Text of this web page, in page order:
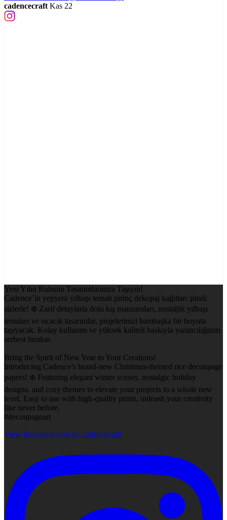
cadencecraft Kas 22
Yeni Yılın Ruhunu Tasarımlarınıza Taşıyın!
Cadence’in yepyeni yılbaşı temalı pirinç dekopaj kağıtları şimdi
sizlerle! ❄️ Zarif detaylarla dolu kış manzaraları, nostaljik yılbaşı
temaları ve sıcacık tasarımlar, projelerinizi bambaşka bir boyuta
taşıyacak. Kolay kullanım ve yüksek kaliteli baskıyla yaratıcılığınızı
serbest bırakın.
Bring the Spirit of New Year to Your Creations!
Introducing Cadence’s brand-new Christmas-themed rice decoupage
papers! ❄️ Featuring elegant winter scenes, nostalgic holiday
designs, and cozy themes to elevate your projects to a whole new
level. Easy to use with high-quality prints, unleash your creativity
like never before.
#decoupageart
View Instagram post by cadencecraft